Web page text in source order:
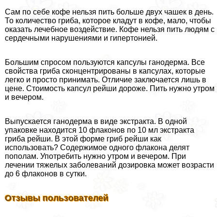
Сам по себе кофе нельзя пить больше двух чашек в день.
То количество гриба, которое кладут в кофе, мало, чтобы
оказать лечебное воздействие. Кофе нельзя пить людям с
сердечными нарушениями и гипертонией.
Большим спросом пользуются капсулы ганодерма. Все
свойства гриба сконцентрированы в капсулах, которые
легко и просто принимать. Отличие заключается лишь в
цене. Стоимость капсул рейши дороже. Пить нужно утром
и вечером.
Выпускается ганодерма в виде экстpaкта. В одной
упаковке находится 10 флаконов по 10 мл экстpaкта
гриба рейши. В этой форме гриб рейши как
использовать? Содержимое одного флакона делят
пополам. Употребить нужно утром и вечером. При
лечении тяжелых заболеваний дозировка может возрасти
до 6 флаконов в сутки.
Отзывы пользователей